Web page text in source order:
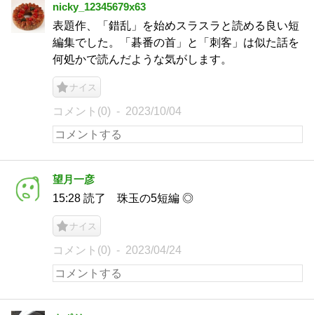
nicky_12345679x63
表題作、「錯乱」を始めスラスラと読める良い短
編集でした。「碁番の首」と「刺客」は似た話を
何処かで読んだような気がします。
ナイス
コメント(0) 2023/10/04
望月一彦
15:28 読了 珠玉の5短編 ◎
ナイス
コメント(0) 2023/04/24